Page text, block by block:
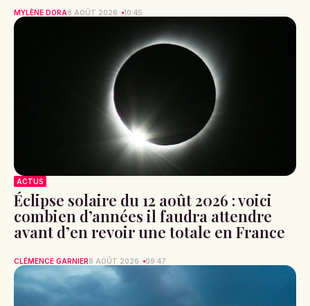
CLÉMENCE GARNIER8 AOÛT 2026 11:02
ACTUS
Éclipse du 12 août 2026 : cette appli
seconde sans quitter le ciel des yeux
MYLÈNE DORA